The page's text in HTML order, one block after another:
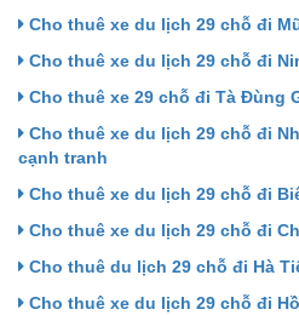
Cho thuê xe du lịch 29 chỗ đi
Cho thuê xe du lịch 29 chỗ đi
Cho thuê xe 29 chỗ đi Tà Đùng
Cho thuê xe du lịch 29 chỗ đi
cạnh tranh
Cho thuê xe du lịch 29 chỗ đi
Cho thuê xe du lịch 29 chỗ đi
Cho thuê du lịch 29 chỗ đi Hà
Cho thuê xe du lịch 29 chỗ đi